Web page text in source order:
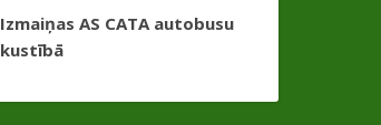
Izmaiņas AS CATA autobusu
kustībā